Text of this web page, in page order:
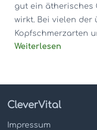
gut ein ätherisches
wirkt. Bei vielen der
Kopfschmerzarten
Weiterlesen
CleverVital
Impressum